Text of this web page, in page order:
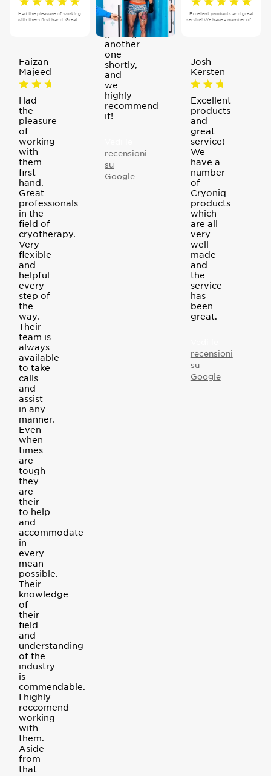
machine,
we are
considering
getting
another
one
shortly,
and
we
highly
recommend
it!
recensioni
su
Google
Had the pleasure of working
with them first hand. Great ...
Faizan
Majeed
Had
the
pleasure
of
working
with
them
first
hand.
Great
professionals
in the
field of
cryotherapy.
Very
flexible
and
helpful
every
step of
the
way.
Their
team is
always
available
to take
calls
and
assist
in any
manner.
Even
when
times
are
tough
they
are
their
to help
and
accommodate
in
every
mean
possible.
Their
knowledge
of
their
field
and
understanding
of the
industry
is
commendable.
I highly
reccomend
working
with
them.
Aside
from
that
Excellent products and great
service! We have a number of ...
Josh
Kersten
Excellent
products
and
great
service!
We
have a
number
of
Cryoniq
products
which
are all
very
well
made
and
the
service
has
been
great.
recensioni
su
Google